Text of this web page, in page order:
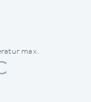
max.